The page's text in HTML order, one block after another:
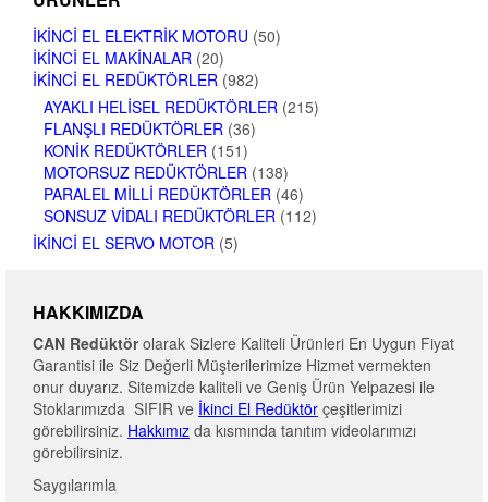
İKINCI EL ELEKTRIK MOTORU (50)
İKINCI EL MAKINALAR (20)
İKINCI EL REDÜKTÖRLER (982)
AYAKLI HELISEL REDÜKTÖRLER (215)
FLANŞLI REDÜKTÖRLER (36)
KONIK REDÜKTÖRLER (151)
MOTORSUZ REDÜKTÖRLER (138)
PARALEL MILLI REDÜKTÖRLER (46)
SONSUZ VIDALI REDÜKTÖRLER (112)
İKINCI EL SERVO MOTOR (5)
HAKKIMIZDA
CAN Redüktörolarak Sizlere Kaliteli Ürünleri En Uygun Fiyat
Garantisi ile Siz Değerli Müşterilerimize Hizmet vermekten
onur duyarız. Sitemizde kaliteli ve Geniş Ürün Yelpazesi ile
Stoklarımızda SIFIR ve İkinci El Redüktör çeşitlerimizi
görebilirsiniz. Hakkımız da kısmında tanıtım videolarımızı
görebilirsiniz.
Saygılarımla